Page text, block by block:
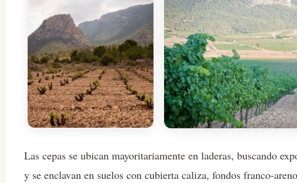
Las cepas se ubican mayoritariamente en laderas, buscando
y se enclavan en suelos con cubierta caliza, fondos franco-